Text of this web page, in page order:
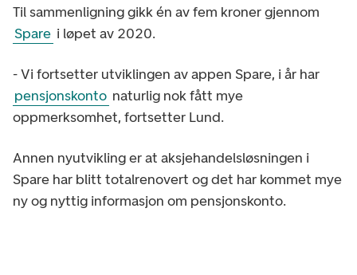
Til sammenligning gikk én av fem kroner gjennom
Spare i løpet av 2020.
- Vi fortsetter utviklingen av appen Spare, i år har
pensjonskonto naturlig nok fått mye
oppmerksomhet, fortsetter Lund.
Annen nyutvikling er at aksjehandelsløsningen i
Spare har blitt totalrenovert og det har kommet mye
ny og nyttig informasjon om pensjonskonto.